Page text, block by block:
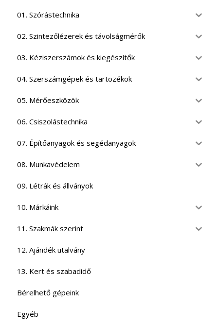
01. Szórástechnika
02. Szintezőlézerek és távolságmérők
03. Kéziszerszámok és kiegészítők
04. Szerszámgépek és tartozékok
05. Mérőeszközök
06. Csiszolástechnika
07. Építőanyagok és segédanyagok
08. Munkavédelem
09. Létrák és állványok
10. Márkáink
11. Szakmák szerint
12. Ajándék utalvány
13. Kert és szabadidő
Bérelhető gépeink
Egyéb